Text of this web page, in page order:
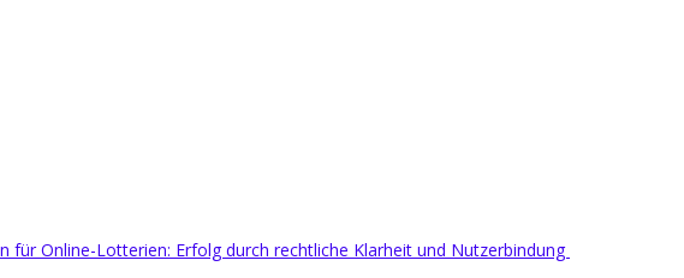
für Online-Lotterien: Erfolg durch rechtliche Klarheit und Nutzerbindung